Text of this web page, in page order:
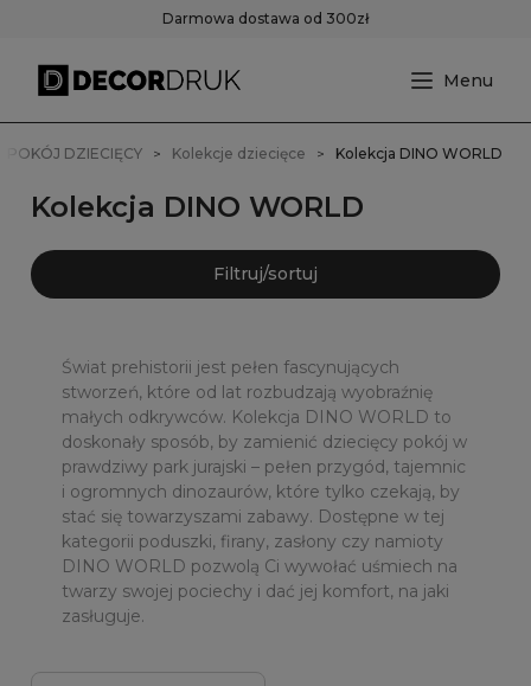
Darmowa dostawa od 300zł
POKÓJ DZIECIĘCY Kolekcje dziecięce Kolekcja DINO WORLD
Kolekcja DINO WORLD
Filtruj/sortuj
Świat prehistorii jest pełen fascynujących
stworzeń, które od lat rozbudzają wyobraźnię
małych odkrywców. Kolekcja DINO WORLD to
doskonały sposób, by zamienić dziecięcy pokój w
prawdziwy park jurajski – pełen przygód, tajemnic
i ogromnych dinozaurów, które tylko czekają, by
stać się towarzyszami zabawy. Dostępne w tej
kategorii poduszki, firany, zasłony czy namioty
DINO WORLD pozwolą Ci wywołać uśmiech na
twarzy swojej pociechy i dać jej komfort, na jaki
zasługuje.